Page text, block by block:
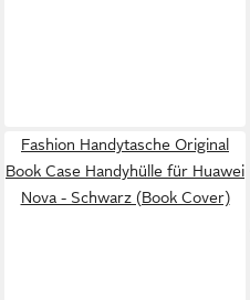
Fashion Handytasche Original
Book Case Handyhülle für Huawei
Nova - Schwarz (Book Cover)